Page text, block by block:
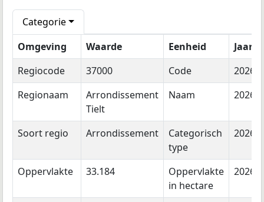
Categorie
Omgeving
Waarde Eenheid
Jaar
Regiocode
37000 Code
2026
Regionaam
Arrondissement
Tielt
Naam 2026
Soort regio Arrondissement
Categorisch
type
2026
Oppervlakte 33.184
Oppervlakte
in hectare
2026